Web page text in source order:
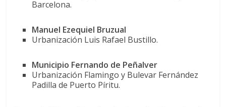
Barcelona.
Manuel Ezequiel Bruzual
Urbanización Luis Rafael Bustillo.
Municipio Fernando de Peñalver
Urbanización Flamingo y Bulevar Fernández
Padilla de Puerto Píritu.